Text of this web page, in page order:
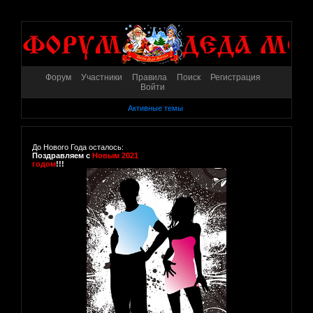
Форум Участники Правила Поиск
Регистрация
Войти
Активные темы
До Нового Года осталось:
Поздравляем с Новым 2021
годом!!!